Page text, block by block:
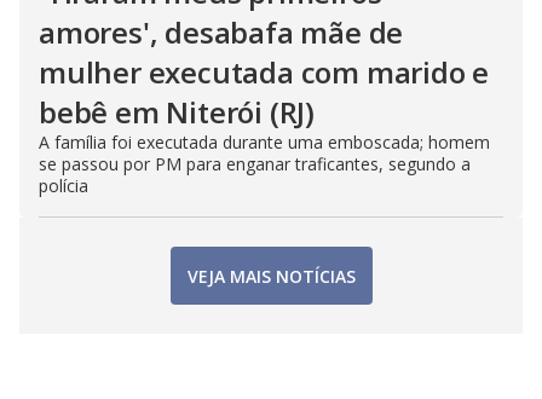
amores', desabafa mãe de
mulher executada com marido e
bebê em Niterói (RJ)
A família foi executada durante uma emboscada; homem
se passou por PM para enganar traficantes, segundo a
polícia
VEJA MAIS NOTÍCIAS